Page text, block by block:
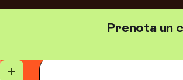
Prenota un